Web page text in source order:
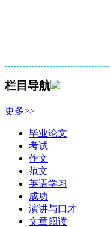
栏目导航
更多>>
毕业论文
考试
作文
范文
英语学习
成功
演讲与口才
文章阅读